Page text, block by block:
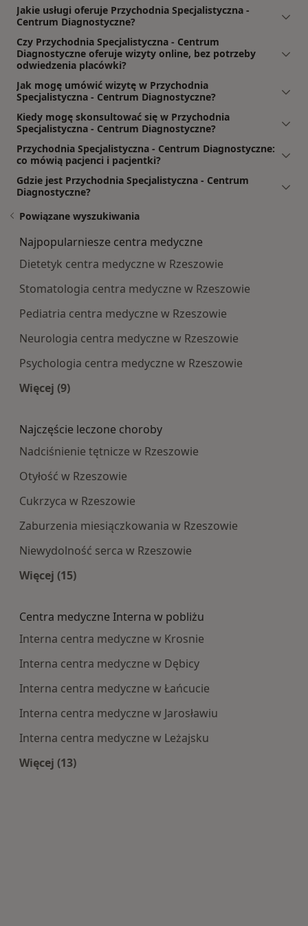
Jakie usługi oferuje Przychodnia Specjalistyczna -
Centrum Diagnostyczne?
Czy Przychodnia Specjalistyczna - Centrum
Diagnostyczne oferuje wizyty online, bez potrzeby
odwiedzenia placówki?
Jak mogę umówić wizytę w Przychodnia
Specjalistyczna - Centrum Diagnostyczne?
Kiedy mogę skonsultować się w Przychodnia
Specjalistyczna - Centrum Diagnostyczne?
Przychodnia Specjalistyczna - Centrum Diagnostyczne:
co mówią pacjenci i pacjentki?
Gdzie jest Przychodnia Specjalistyczna - Centrum
Diagnostyczne?
Powiązane wyszukiwania
Najpopularniesze centra medyczne
Dietetyk centra medyczne w Rzeszowie
Stomatologia centra medyczne w Rzeszowie
Pediatria centra medyczne w Rzeszowie
Neurologia centra medyczne w Rzeszowie
Psychologia centra medyczne w Rzeszowie
Więcej (9)
Najczęście leczone choroby
Nadciśnienie tętnicze w Rzeszowie
Otyłość w Rzeszowie
Cukrzyca w Rzeszowie
Zaburzenia miesiączkowania w Rzeszowie
Niewydolność serca w Rzeszowie
Więcej (15)
Centra medyczne Interna w pobliżu
Interna centra medyczne w Krosnie
Interna centra medyczne w Dębicy
Interna centra medyczne w Łańcucie
Interna centra medyczne w Jarosławiu
Interna centra medyczne w Leżajsku
Więcej (13)